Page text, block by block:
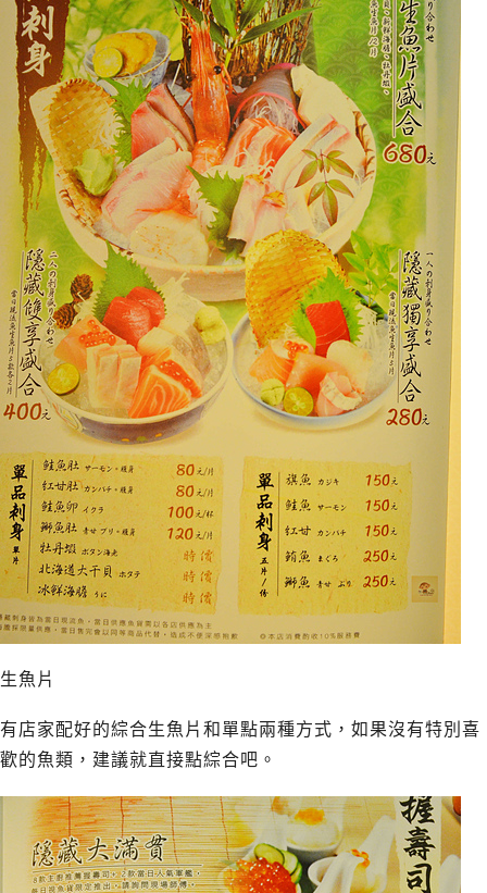
生魚片
有店家配好的綜合生魚片和單點兩種方式，如果沒有特別喜
歡的魚類，建議就直接點綜合吧。